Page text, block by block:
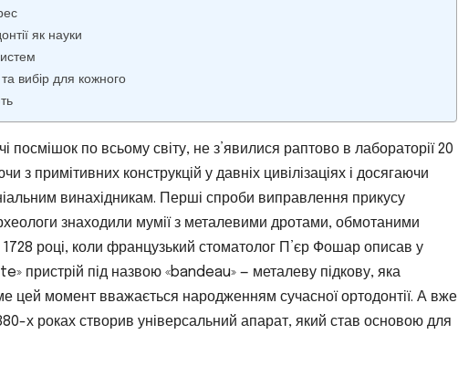
як науки
вибір для кожного
посмішок по всьому світу, не з’явилися раптово в лабораторії 20
з примітивних конструкцій у давніх цивілізаціях і досягаючи
винахідникам. Перші спроби виправлення прикусу
знаходили мумії з металевими дротами, обмотаними
році, коли французький стоматолог П’єр Фошар описав у
пристрій під назвою «bandeau» — металеву підкову, яка
момент вважається народженням сучасної ортодонтії. А вже
х роках створив універсальний апарат, який став основою для